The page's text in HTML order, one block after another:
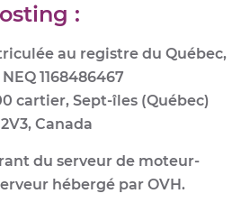
:
au registre du Québec,
1168486467
cartier, Sept-îles (Québec)
Canada
du serveur de moteur-
hébergé par OVH.